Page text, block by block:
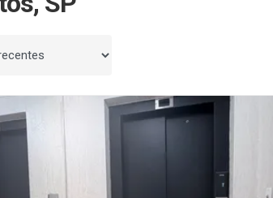
por